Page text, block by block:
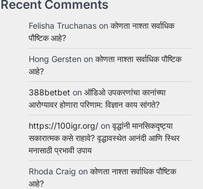
Recent Comments
Felisha Truchanas on कोणता नाश्ता सर्वाधिक
पौष्टिक आहे?
Hong Gersten on कोणता नाश्ता सर्वाधिक पौष्टिक
आहे?
388betbet on ऑडिओ उपकरणांचा कानांच्या
आरोग्यावर होणारा परिणाम: विज्ञान काय सांगते?
https://100igr.org/ on वृद्धांनी मानसिकदृष्ट्या
सकारात्मक कसे राहावे? वृद्धावस्थेत आनंदी आणि स्थिर
मनासाठी प्रभावी उपाय
Rhoda Craig on कोणता नाश्ता सर्वाधिक पौष्टिक
आहे?